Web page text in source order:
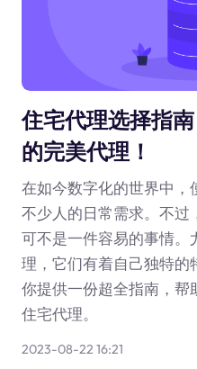
住宅代理选择指
的完美代理！
在如今数字化的世界中，
不少人的日常需求。不过
可不是一件容易的事情。
理，它们有着自己独特的
你提供一份超全指南，帮
住宅代理。
2023-08-22 16:21